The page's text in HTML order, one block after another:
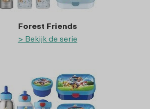
Forest Friends
> Bekijk de serie